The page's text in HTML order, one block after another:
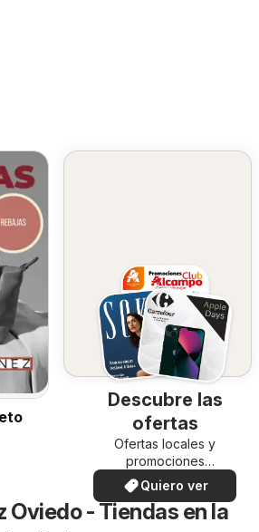
Descubre las
ofertas
Ofertas locales y
promociones
especiales.
Quiero ver
Oviedo - Tiendas en la